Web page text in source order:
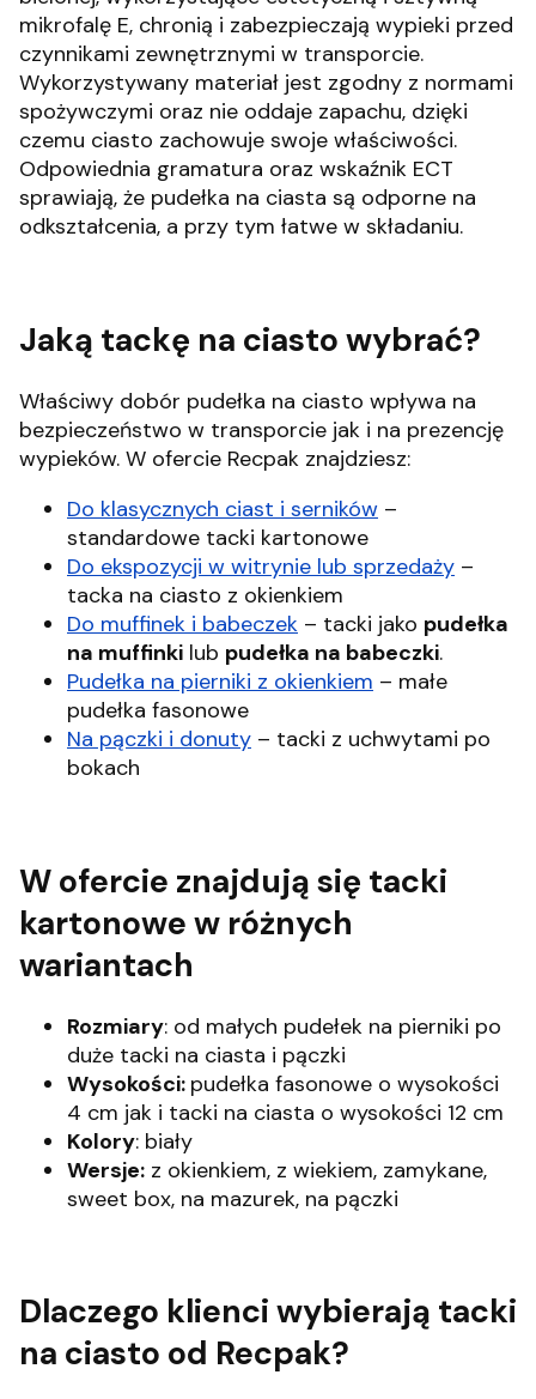
mikrofalę E, chronią i zabezpieczają wypieki przed
czynnikami zewnętrznymi w transporcie.
Wykorzystywany materiał jest zgodny z normami
spożywczymi oraz nie oddaje zapachu, dzięki
czemu ciasto zachowuje swoje właściwości.
Odpowiednia gramatura oraz wskaźnik ECT
sprawiają, że pudełka na ciasta są odporne na
odkształcenia, a przy tym łatwe w składaniu.
Jaką tackę na ciasto wybrać?
Właściwy dobór pudełka na ciasto wpływa na
bezpieczeństwo w transporcie jak i na prezencję
wypieków. W ofercie Recpak znajdziesz:
Do klasycznych ciast i serników –
standardowe tacki kartonowe
Do ekspozycji w witrynie lub sprzedaży –
tacka na ciasto z okienkiem
Do muffinek i babeczek – tacki jako pudełka
na muffinki lub pudełka na babeczki.
Pudełka na pierniki z okienkiem – małe
pudełka fasonowe
Na pączki i donuty – tacki z uchwytami po
bokach
W ofercie znajdują się tacki
kartonowe w różnych
wariantach
Rozmiary: od małych pudełek na pierniki po
duże tacki na ciasta i pączki
Wysokości: pudełka fasonowe o wysokości
4 cm jak i tacki na ciasta o wysokości 12 cm
Kolory: biały
Wersje: z okienkiem, z wiekiem, zamykane,
sweet box, na mazurek, na pączki
Dlaczego klienci wybierają tacki
na ciasto od Recpak?